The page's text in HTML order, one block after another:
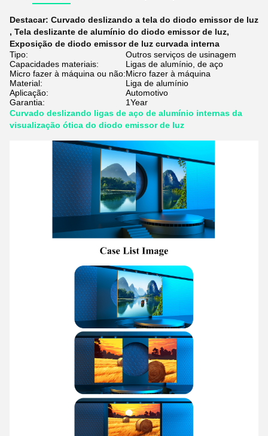
Destacar: Curvado deslizando a tela do diodo emissor de luz
, Tela deslizante de alumínio do diodo emissor de luz,
Exposição de diodo emissor de luz curvada interna
Tipo:
Outros serviços de usinagem
Capacidades materiais:
Ligas de alumínio, de aço
Micro fazer à máquina ou não:Micro fazer à máquina
Material:
Liga de alumínio
Aplicação:
Automotivo
Garantia:
1Year
Curvado deslizando ligas de aço de alumínio internas da
visualização ótica do diodo emissor de luz